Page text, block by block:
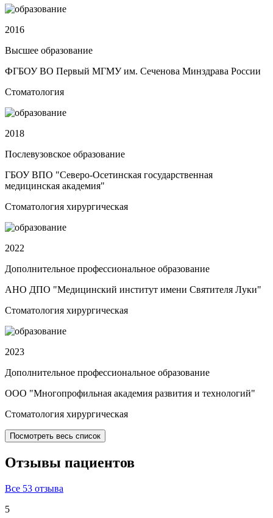
2016
Высшее образование
ФГБОУ ВО Первый МГМУ им. Сеченова Минздрава России
Стоматология
2018
Послевузовское образование
ГБОУ ВПО "Северо-Осетинская государственная
медицинская академия"
Стоматология хирургическая
2022
Дополнительное профессиональное образование
АНО ДПО "Медицинский институт имени Святителя Луки"
Стоматология хирургическая
2023
Дополнительное профессиональное образование
ООО "Многопрофильная академия развития и технологий"
Стоматология хирургическая
Посмотреть весь список
Отзывы пациентов
Все 53 отзыва
5